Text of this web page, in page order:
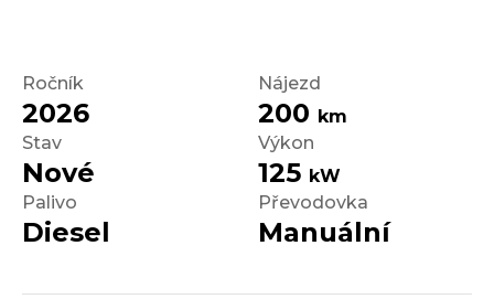
Ročník
2026
Nájezd
200 km
Stav
Nové
Výkon
125 kW
Palivo
Diesel
Převodovka
Manuální